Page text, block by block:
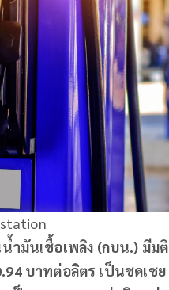
ำมันเชื้อเพลิง (กบน.) มี
บาทต่อลิตร เป็นชดเช